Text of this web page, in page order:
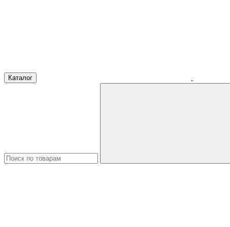
Каталог